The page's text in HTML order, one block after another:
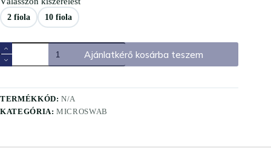
2 fiola 10 fiola
Ajánlatkérő kosárba teszem
TERMÉKKÓD:N/A
KATEGÓRIA:MICROSWAB